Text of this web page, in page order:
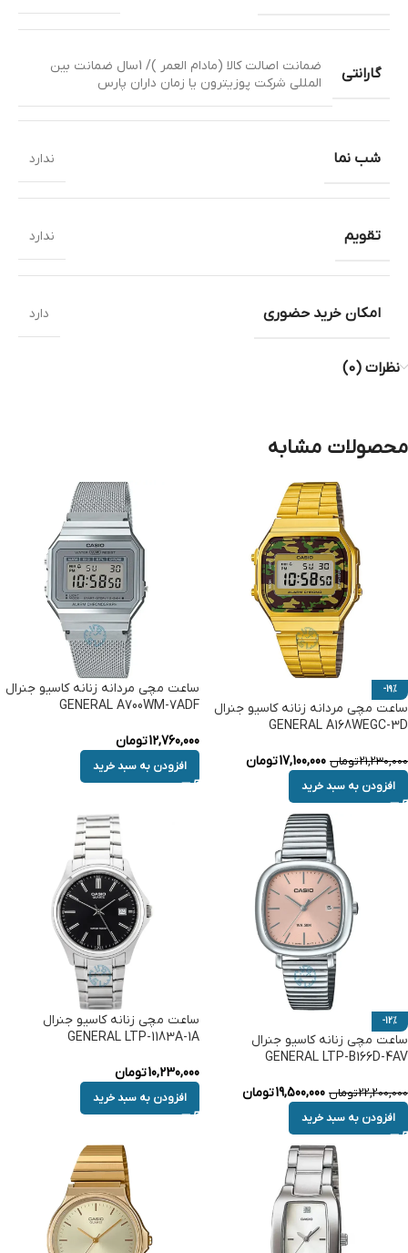
گارانتی
ضمانت اصالت کالا (مادام العمر )/ 1سال ضمانت بین
المللی شرکت پوزیترون یا زمان داران پارس
شب نما ندارد
تقویم ندارد
امکان خرید حضوری دارد
نظرات (0)
محصولات مشابه
-19%
ساعت مچی مردانه زنانه کاسیو جنرال
GENERAL A168WEGC-3D
21,230,000تومان 17,100,000تومان
افزودن به سبد خرید
ساعت مچی مردانه زنانه کاسیو جنرال
GENERAL A700WM-7ADF
12,760,000تومان
افزودن به سبد خرید
-12%
ساعت مچی زنانه کاسیو جنرال
GENERAL LTP-B166D-4AV
22,200,000تومان 19,500,000تومان
افزودن به سبد خرید
ساعت مچی زنانه کاسیو جنرال
GENERAL LTP-1183A-1A
10,230,000تومان
افزودن به سبد خرید